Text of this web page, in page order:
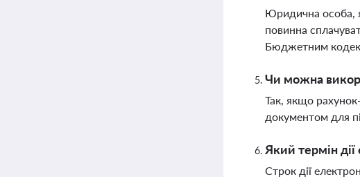
Юридична особа,
повинна
Бюджетним
Чи можна
Так, якщо
документом для
Який термін
Строк дії